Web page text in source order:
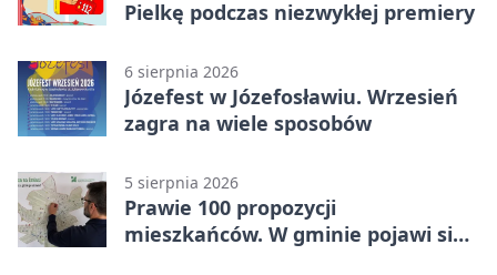
Pielkę podczas niezwykłej premiery
6 sierpnia 2026
Józefest w Józefosławiu. Wrzesień
zagra na wiele sposobów
5 sierpnia 2026
Prawie 100 propozycji
mieszkańców. W gminie pojawi się